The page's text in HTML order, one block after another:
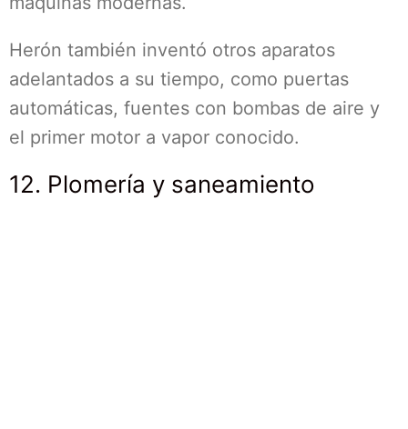
Herón también inventó otros aparatos
adelantados a su tiempo, como puertas
automáticas, fuentes con bombas de aire y
el primer motor a vapor conocido.
12. Plomería y saneamiento